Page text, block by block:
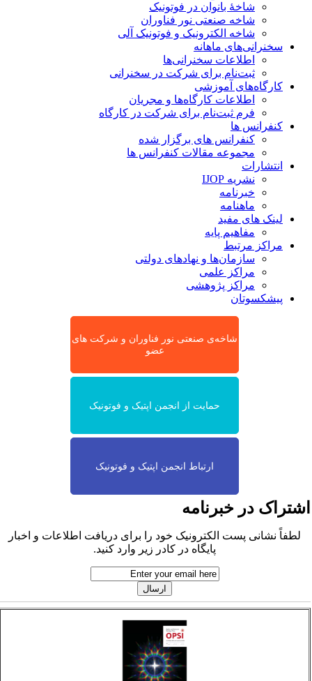
شاخۀ بانوان در فوتونیک
شاخه صنعتی نور فناوران
شاخه‌ الکترونیک و فوتونیک آلی
سخنرانی‌های ماهانه
اطلاعات سخنرانی‌‌ها
ثبت‌نام برای شرکت در سخنرانی
کارگاه‌های آموزشی
اطلاعات کارگاه‌ها و مجریان
فرم ثبت‌نام برای شرکت در کارگاه
کنفرانس ها
کنفرانس های برگزار شده
مجموعه مقالات کنفرانس ها
انتشارات
نشریه IJOP
خبرنامه
ماهنامه
لینک های مفید
مفاهیم پایه
مراکز مرتبط
سازمان‌ها و نهادهای دولتی
مراکز علمی
مراکز پژوهشی
پیشکسوتان
شاخه‌ی صنعتی نور فناوران و شرکت های
عضو
حمایت از انجمن اپتیک و فوتونیک
ارتباط انجمن اپتیک و فوتونیک
در خبرنامه
لطفاً نشانی پست الکترونیک خود را برای دریافت اطلاعات و اخبار
پایگاه در کادر زیر وارد کنید.